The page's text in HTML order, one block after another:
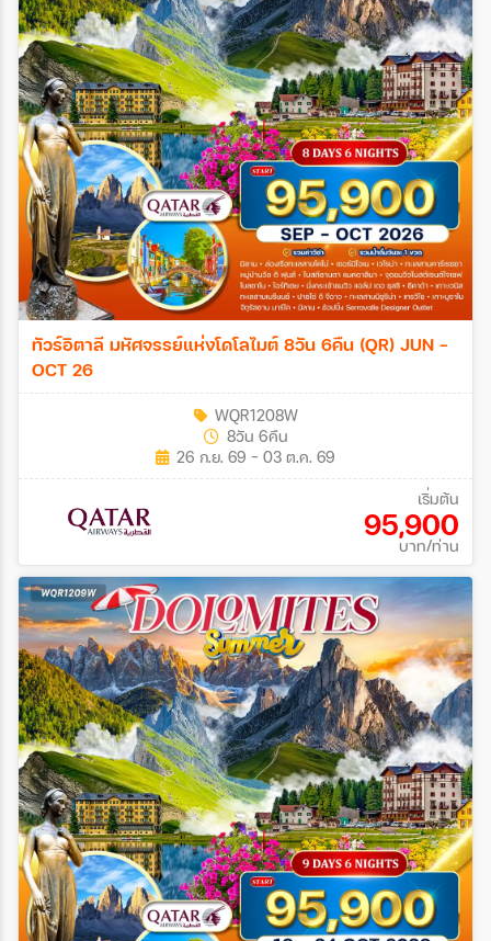
ทัวร์อิตาลี มหัศจรรย์แห่งโดโลไมต์ 8วัน 6คืน (QR) JUN -
OCT 26
WQR1208W
8วัน 6คืน
26 ก.ย. 69 - 03 ต.ค. 69
เริ่มต้น
95,900
บาท/ท่าน